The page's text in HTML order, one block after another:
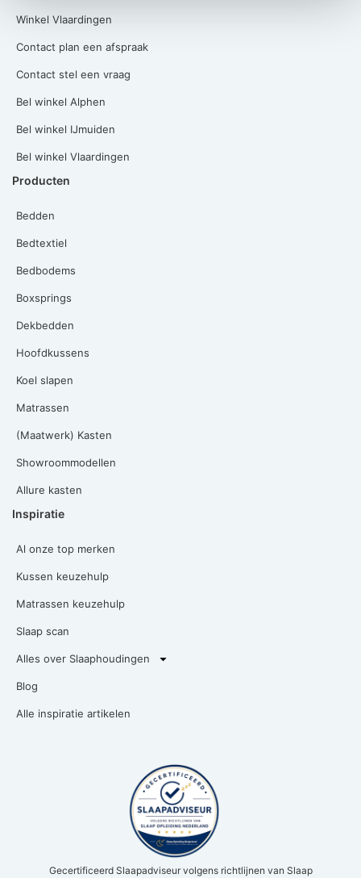
Winkel Vlaardingen
Contact plan een afspraak
Contact stel een vraag
Bel winkel Alphen
Bel winkel IJmuiden
Bel winkel Vlaardingen
Producten
Bedden
Bedtextiel
Bedbodems
Boxsprings
Dekbedden
Hoofdkussens
Koel slapen
Matrassen
(Maatwerk) Kasten
Showroommodellen
Allure kasten
Inspiratie
Al onze top merken
Kussen keuzehulp
Matrassen keuzehulp
Slaap scan
Alles over Slaaphoudingen
Blog
Alle inspiratie artikelen
Gecertificeerd Slaapadviseur volgens richtlijnen van Slaap